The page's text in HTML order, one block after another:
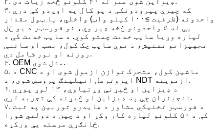
۳. که چیرې پیرودونکی د یو کال په اوږدو کې درې
واحدونه (ظرفیت ≥۱۰۰ کیلو واټ) واخلي، یا ټول مقدار
یې له ۵ واحدونو څخه ډیر وي، نو فورسټر د یو ځل
لپاره وړیا سایټ خدمت چمتو کوي. د سایټ خدمت کې د
تجهیزاتو تفتیش، د نوي سایټ چک کول، نصب او ساتنې
روزنه او نور شامل دي.
۴. OEM منل شوی.
۵. د CNC ماشین کول، متحرک توازن ازمول شوی او د
ایزوترمل انیلینګ پروسس شوی، د NDT ازموینه.
۶. د ډیزاین او څیړنې وړتیاوې، ۱۳ لوړ پوړي
انجینران چې په ډیزاین او څیړنه کې تجربه لري.
۷. د فورسټر تخنیکي مشاور د هایدرو توربین په ثبت
کې د ۵۰ کلونو لپاره کار وکړ او د چین د دولتي شورا
ځانګړې مرسته یې ورکړه.